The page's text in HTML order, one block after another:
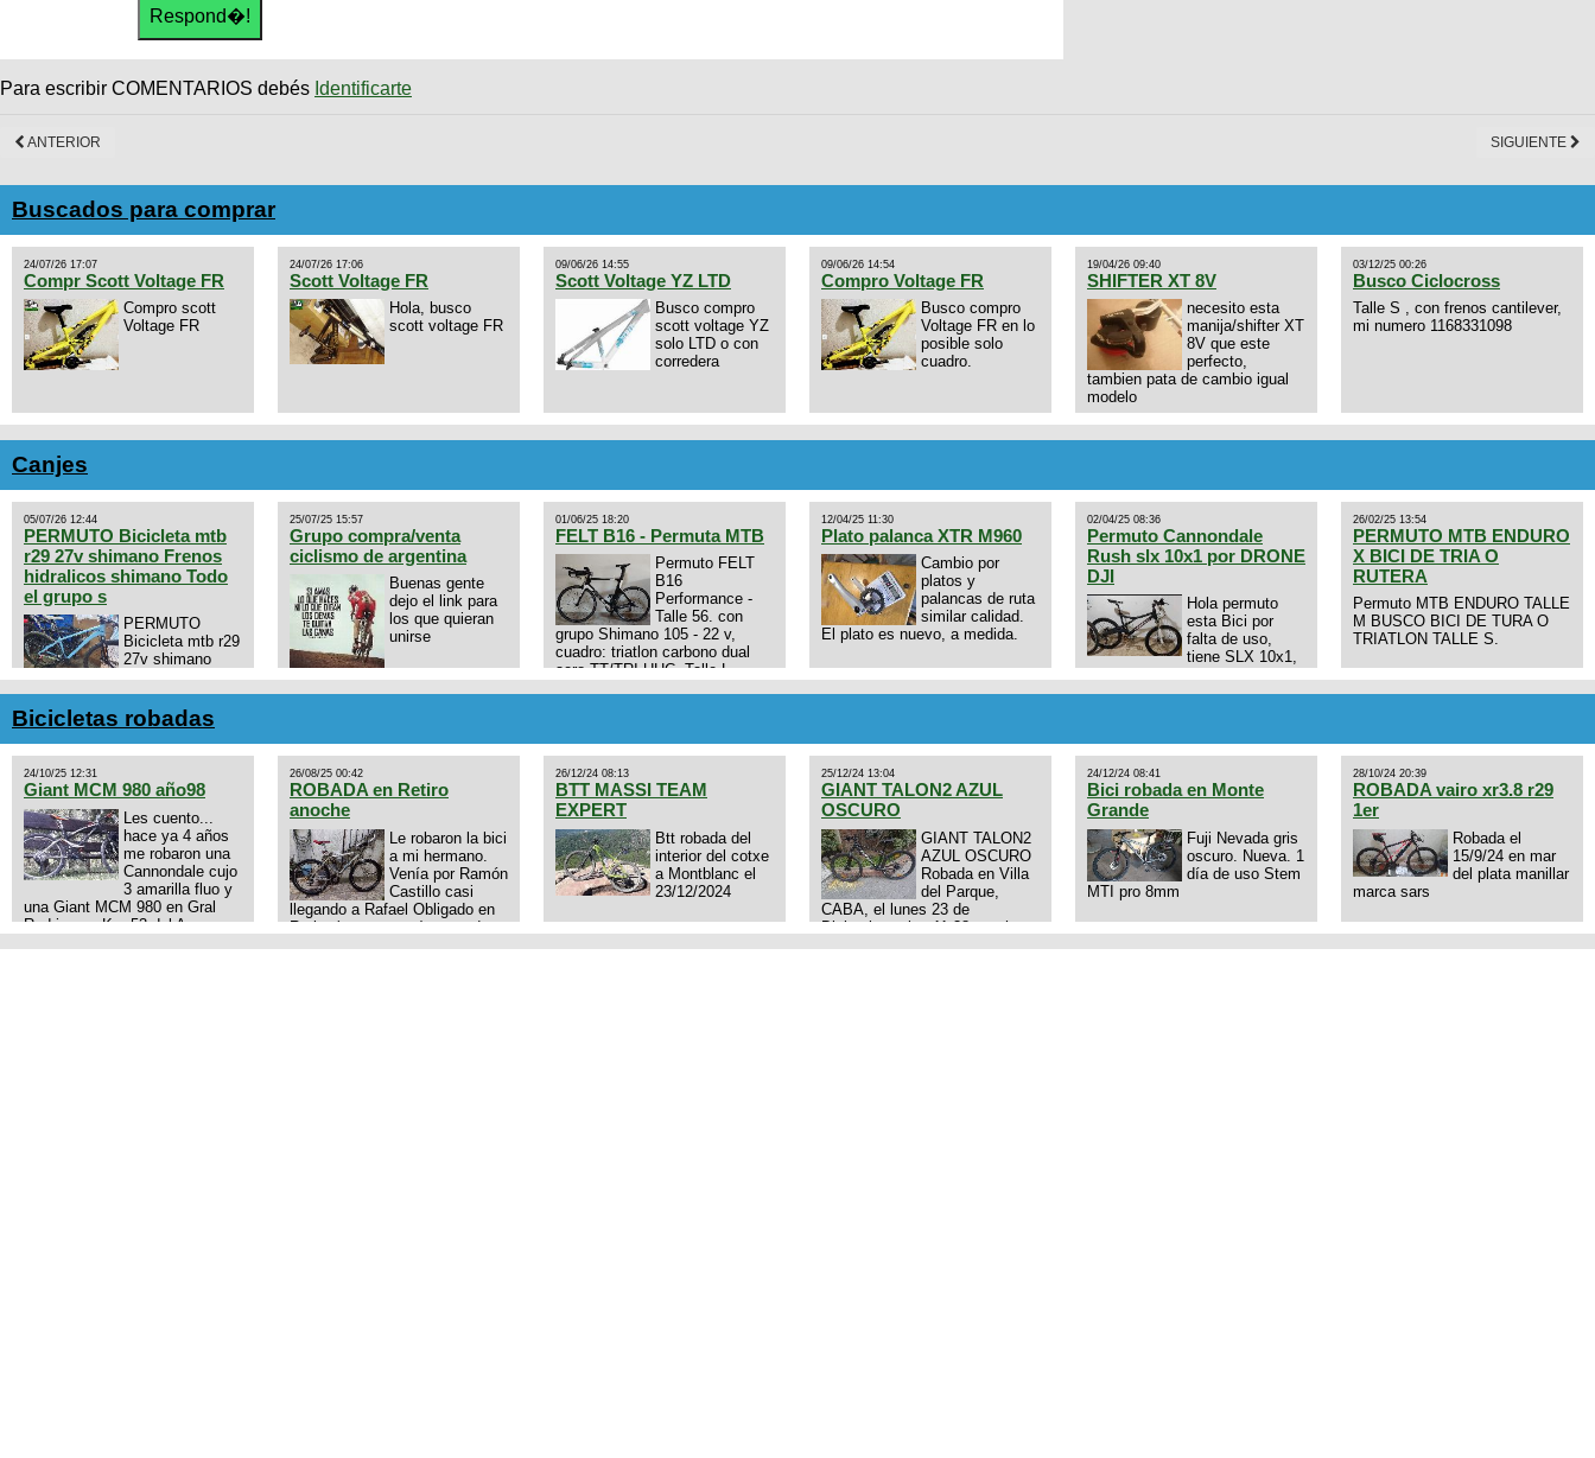
Para escribir COMENTARIOS debés Identificarte
ANTERIOR SIGUIENTE
Buscados para comprar
24/07/26 17:07
Compr Scott Voltage FR
Compro scott
Voltage FR
24/07/26 17:06
Scott Voltage FR
Hola, busco
scott voltage FR
09/06/26 14:55
Scott Voltage YZ LTD
Busco compro
scott voltage YZ
solo LTD o con
corredera
09/06/26 14:54
Compro Voltage FR
Busco compro
Voltage FR en lo
posible solo
cuadro.
19/04/26 09:40
SHIFTER XT 8V
necesito esta
manija/shifter XT
8V que este
perfecto,
tambien pata de cambio igual
modelo
03/12/25 00:26
Busco Ciclocross
Talle S , con frenos cantilever,
mi numero 1168331098
Canjes
05/07/26 12:44
PERMUTO Bicicleta mtb
r29 27v shimano Frenos
hidralicos shimano Todo
el grupo s
PERMUTO
Bicicleta mtb r29
27v shimano
Frenos hidralicos
shimano Todo el grupo shimano
Talle s/m Permuto x pistera o
ruta talle s o m.
25/07/25 15:57
Grupo compra/venta
ciclismo de argentina
Buenas gente
dejo el link para
los que quieran
unirse
https://chat.whatsapp.com/E4N9zhVk9wHFFzK7T345Kn?
mode=ac_t
01/06/25 18:20
FELT B16 - Permuta MTB
Permuto FELT
B16
Performance -
Talle 56. con
grupo Shimano 105 - 22 v,
cuadro: triatlon carbono dual
aero TT/TRI UHC. Talle L.
12/04/25 11:30
Plato palanca XTR M960
Cambio por
platos y
palancas de ruta
similar calidad.
El plato es nuevo, a medida.
02/04/25 08:36
Permuto Cannondale
Rush slx 10x1 por DRONE
DJI
Hola permuto
esta Bici por
falta de uso,
tiene SLX 10x1,
Axon tope de gama con
drone de la marca Dji, les dejo
3434568861 saludos
26/02/25 13:54
PERMUTO MTB ENDURO
X BICI DE TRIA O
RUTERA
Permuto MTB ENDURO TALLE
M BUSCO BICI DE TURA O
TRIATLON TALLE S.
Bicicletas robadas
24/10/25 12:31
Giant MCM 980 año98
Les cuento...
hace ya 4 años
me robaron una
Cannondale cujo
3 amarilla fluo y
una Giant MCM 980 en Gral
Rodriguez. Km 53 del Acceso
26/08/25 00:42
ROBADA en Retiro
anoche
Le robaron la bici
a mi hermano.
Venía por Ramón
Castillo casi
llegando a Rafael Obligado en
Retiro (zona puerto) a eso de
26/12/24 08:13
BTT MASSI TEAM
EXPERT
Btt robada del
interior del cotxe
a Montblanc el
23/12/2024
25/12/24 13:04
GIANT TALON2 AZUL
OSCURO
GIANT TALON2
AZUL OSCURO
Robada en Villa
del Parque,
CABA, el lunes 23 de
Diciembre a las 11:38 am, hay
24/12/24 08:41
Bici robada en Monte
Grande
Fuji Nevada gris
oscuro. Nueva. 1
día de uso Stem
MTI pro 8mm
28/10/24 20:39
ROBADA vairo xr3.8 r29
1er
Robada el
15/9/24 en mar
del plata manillar
marca sars